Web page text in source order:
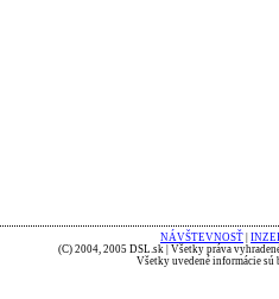
NÁVŠTEVNOSŤ
(C) 2004, 2005 DSL.sk | Všetky práva
Všetky uvedené informácie sú